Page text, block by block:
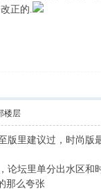
正的.
楼层
版里建议过，时尚版
论坛里单分出水区
那么夸张